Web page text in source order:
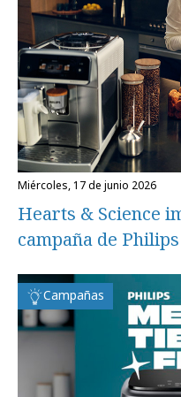
miércoles, 17 de junio 2026
Hearts & Science
campaña de Philips
Campañas